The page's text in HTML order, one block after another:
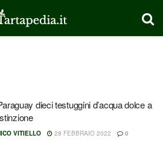
dieci testuggini d’acqua dolce a
VITIELLO 28 FEBBRAIO 2022 0